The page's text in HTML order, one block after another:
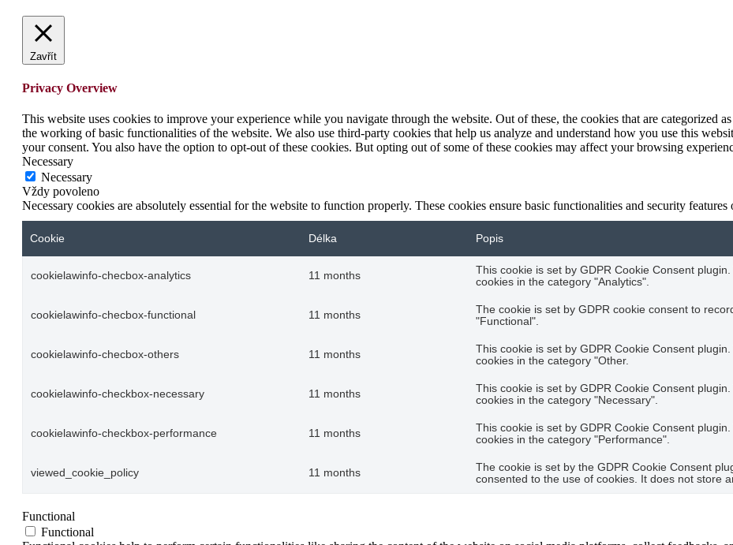
Zavřít
Privacy Overview
This website uses cookies to improve your experience while you navigate through the website. Out of these, the cookies that are categorized
the working of basic functionalities of the website. We also use third-party cookies that help us analyze and understand how you use this
your consent. You also have the option to opt-out of these cookies. But opting out of some of these cookies may affect your browsing
Necessary
Necessary
Vždy povoleno
Necessary cookies are absolutely essential for the website to function properly. These cookies ensure basic functionalities and security
Cookie Délka Popis
cookielawinfo-checbox-analytics 11 months
This cookie is set by GDPR Cookie Consent
cookies in the category "Analytics".
cookielawinfo-checbox-functional 11 months
The cookie is set by GDPR cookie consent to
"Functional".
cookielawinfo-checbox-others 11 months
This cookie is set by GDPR Cookie Consent
cookies in the category "Other.
cookielawinfo-checkbox-necessary 11 months
This cookie is set by GDPR Cookie Consent
cookies in the category "Necessary".
cookielawinfo-checkbox-performance 11 months
This cookie is set by GDPR Cookie Consent
cookies in the category "Performance".
viewed_cookie_policy 11 months
The cookie is set by the GDPR Cookie Consent
consented to the use of cookies. It does not store
Functional
Functional